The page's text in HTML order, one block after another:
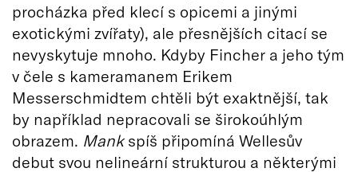
procházka před klecí s opicemi a jinými
exotickými zvířaty), ale přesnějších citací se
nevyskytuje mnoho. Kdyby Fincher a jeho tým
v čele s kameramanem Erikem
Messerschmidtem chtěli být exaktnější, tak
by například nepracovali se širokoúhlým
obrazem. Mankspíš připomíná Wellesův
debut svou nelineární strukturou a některými